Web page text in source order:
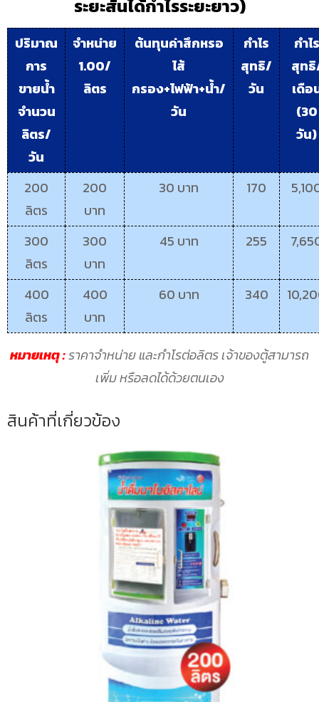
ระยะสั้นได้กำไรระยะยาว)
ปริมาณ
การ
ขายน้ำ
จำนวน
ลิตร/
วัน
จำหน่าย
1.00/
ลิตร
ต้นทุนค่าสึกหรอ
ไส้
กรอง+ไฟฟ้า+น้ำ/
วัน
กำไร
สุทธิ/
วัน
กำไร
สุท
เดือ
(30
วัน)
200
ลิตร
200
บาท
30 บาท 170
300
ลิตร
300
บาท
45 บาท 255
400
ลิตร
400
บาท
60 บาท 340
หมายเหตุ :ราคาจำหน่าย และกำโรต่อลิตร เจ้าของตู้สามารถ
เพิ่ม หรือลดได้ด้วยตนเอง
สินค้าที่เกี่ยวข้อง